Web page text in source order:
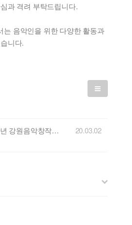
과 격려 부탁드립니다.
는 음악인을 위한 다양한 활동과
니다.
2019년 강원음악창작소 개관기념 밴드경연대회 모집공고 20.03.02